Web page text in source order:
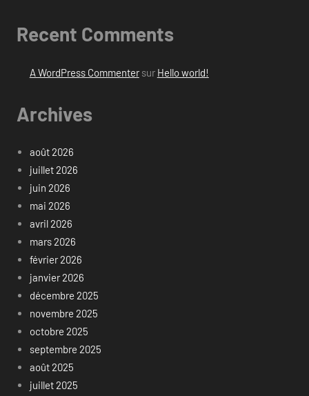
Recent Comments
A WordPress Commentersur Hello world!
Archives
août 2026
juillet 2026
juin 2026
mai 2026
avril 2026
mars 2026
février 2026
janvier 2026
décembre 2025
novembre 2025
octobre 2025
septembre 2025
août 2025
juillet 2025